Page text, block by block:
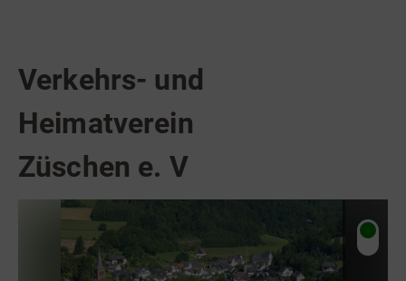
Veranstaltungen
Wandern
Tourenportal
Tourist-Information
Verkehrs- und
Heimatverein
Züschen e. V